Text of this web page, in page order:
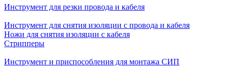
Инструмент для резки провода и кабеля
Инструмент для снятия изоляции с провода и кабеля
Ножи для снятия изоляции с кабеля
Стрипперы
Инструмент и приспособления для монтажа СИП